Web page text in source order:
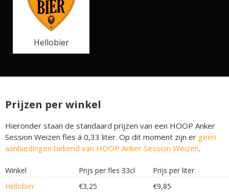
Hellobier
Prijzen per winkel
Hieronder staan de standaard prijzen van een HOOP Anker
Session Weizen fles á 0,33 liter. Op dit moment zijn er geen
aanbiedingen bekend van HOOP Anker Session Weizen.
Winkel Prijs per fles 33cl
Prijs per liter
Hellobier
€3,25 €9,85